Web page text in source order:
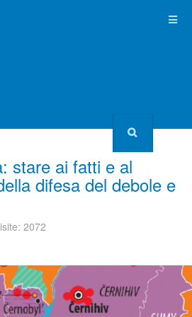
stare ai fatti e al
difesa del debole e
2072